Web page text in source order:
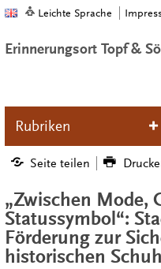
Leichte Sprache
Erinnerungsort Topf &
Rubriken
Seite teilen
„Zwischen Mode,
Statussymbol“:
Förderung zur
historischen